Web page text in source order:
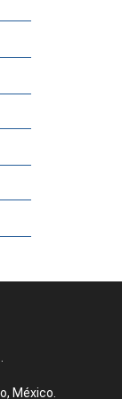
México.